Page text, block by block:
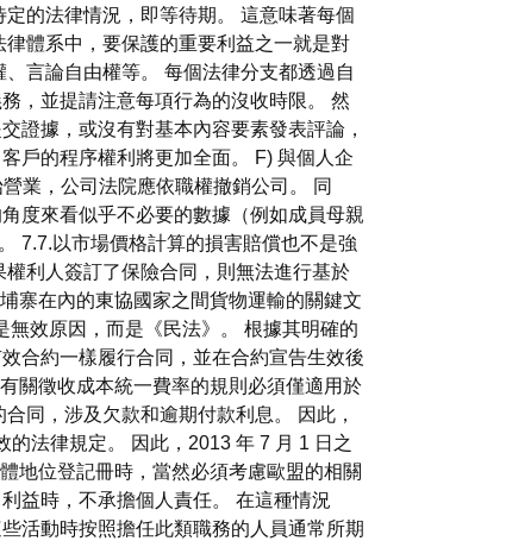
的法律情況，即等待期。 這意味著每個
體系中，要保護的重要利益之一就是對
言論自由權等。 每個法律分支都透過自
，並提請注意每項行為的沒收時限。 然
證據，或沒有對基本內容要素發表評論，
戶的程序權利將更加全面。 F) 與個人企
業，公司法院應依職權撤銷公司。 同
度來看似乎不必要的數據（例如成員母親
7.7.以市場價格計算的損害賠償也不是強
權利人簽訂了保險合同，則無法進行基於
寨在內的東協國家之間貨物運輸的關鍵文
效原因，而是《民法》。 根據其明確的
合約一樣履行合同，並在合約宣告生效後
關徵收成本統一費率的規則必須僅適用於
同，涉及欠款和逾期付款利息。 因此，
法律規定。 因此，2013 年 7 月 1 日之
地位登記冊時，當然必須考慮歐盟的相關
益時，不承擔個人責任。 在這種情況
活動時按照擔任此類職務的人員通常所期